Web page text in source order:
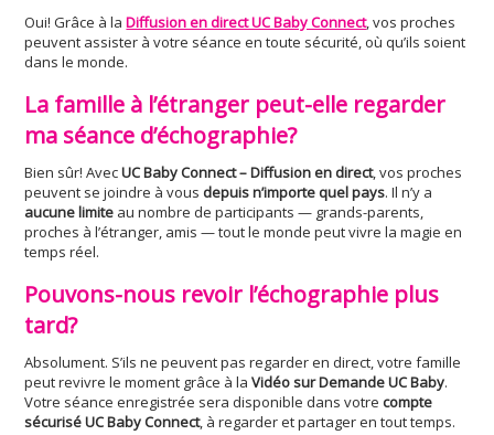
Oui! Grâce à laDiffusion en direct UC Baby Connect, vos proches
peuvent assister à votre séance en toute sécurité, où qu’ils soient
dans le monde.
La famille à l’étranger peut-elle regarder
ma séance d’échographie?
Bien sûr! AvecUC Baby Connect – Diffusion en direct, vos proches
peuvent se joindre à vous depuis n’importe quel pays. Il n’y a
aucune limite au nombre de participants — grands-parents,
proches à l’étranger, amis — tout le monde peut vivre la magie en
temps réel.
Pouvons-nous revoir l’échographie plus
tard?
Absolument. S’ils ne peuvent pas regarder en direct, votre famille
peut revivre le moment grâce à laVidéo sur Demande UC Baby.
Votre séance enregistrée sera disponible dans votrecompte
sécurisé UC Baby Connect, à regarder et partager en tout temps.